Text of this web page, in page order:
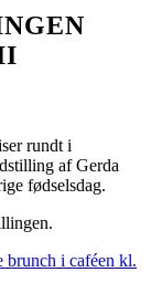
rundt i
af Gerda
fødselsdag.
brunch i caféen kl.